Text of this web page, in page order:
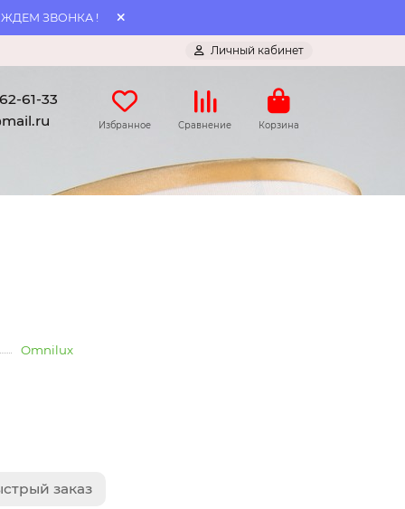
ЗВОНКА !
Личный кабинет
61-33
Избранное Сравнение Корзина
Omnilux
заказ